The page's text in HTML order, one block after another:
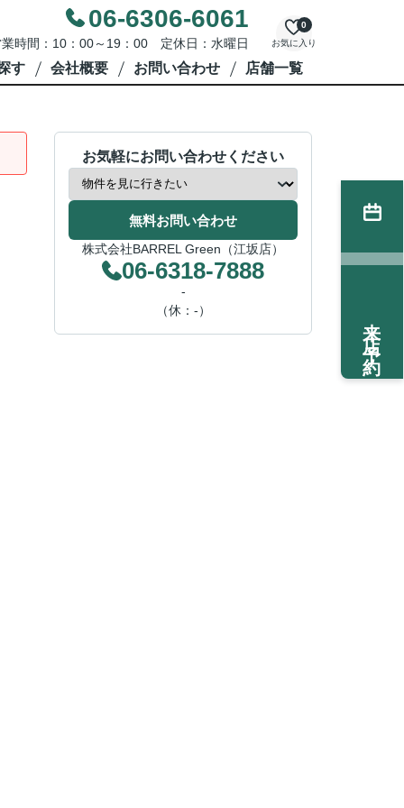
06-6306-6061
時間：10：00～19：00 定休日：水曜日 お気に入り
0
す 会社概要 お問い合わせ 店舗一覧
お気軽にお問い合わせください
無料お問い合わせ
株式会社BARREL Green（江坂店）
06-6318-7888
-
（休：-）
来店予約